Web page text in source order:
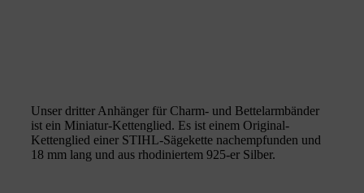
Unser dritter Anhänger für Charm- und Bettelarmbänder
ist ein Miniatur-Kettenglied. Es ist einem Original-
Kettenglied einer STIHL-Sägekette nachempfunden und
18 mm lang und aus rhodiniertem 925-er Silber.